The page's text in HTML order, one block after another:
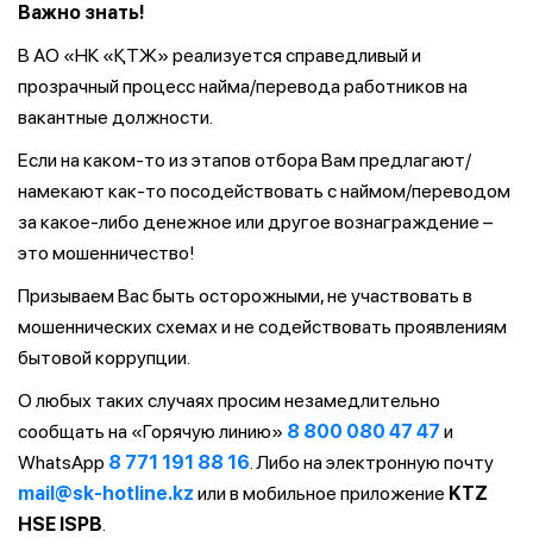
Важно знать!
В АО «НК «ҚТЖ» реализуется справедливый и
прозрачный процесс найма/перевода работников на
вакантные должности.
Если на каком-то из этапов отбора Вам предлагают/
намекают как-то посодействовать с наймом/переводом
за какое-либо денежное или другое вознаграждение –
это мошенничество!
Призываем Вас быть осторожными, не участвовать в
мошеннических схемах и не содействовать проявлениям
бытовой коррупции.
О любых таких случаях просим незамедлительно
сообщать на «Горячую линию» 8 800 080 47 47 и
WhatsApp 8 771 191 88 16. Либо на электронную почту
mail@sk-hotline.kz или в мобильное приложение KTZ
HSE ISPB.